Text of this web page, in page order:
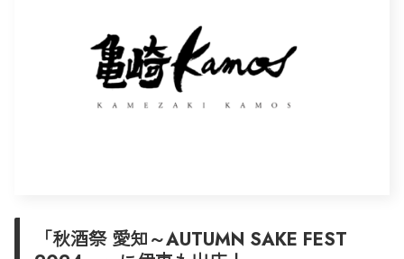
「秋酒祭 愛知～AUTUMN SAKE FEST